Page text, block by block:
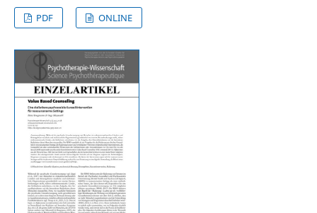
PDF
ONLINE